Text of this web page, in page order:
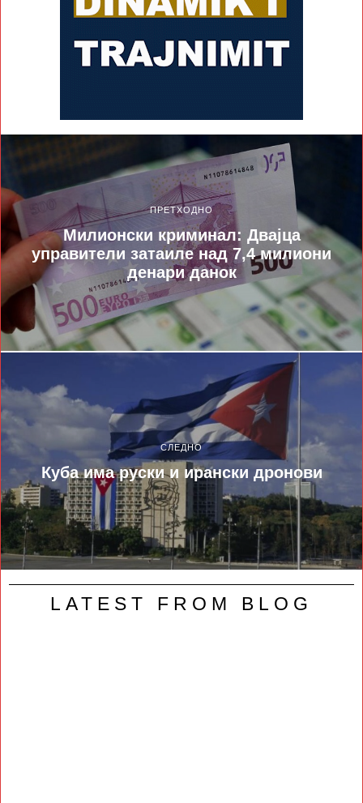
ПРЕТХОДНО
Милионски криминал: Двајца
управители затаиле над 7,4 милиони
денари данок
СЛЕДНО
Куба има руски и ирански дронови
LATEST FROM BLOG